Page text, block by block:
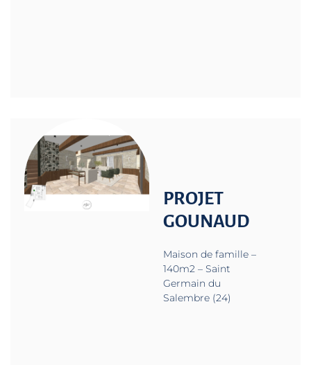
PROJET
GOUNAUD
Maison de famille –
140m2 – Saint
Germain du
Salembre (24)